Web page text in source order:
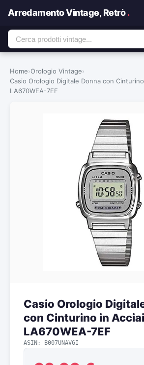
Arredamento Vintage, Retrò.
Home›Orologio Vintage›
Casio Orologio Digitale Donna con
LA670WEA-7EF
Casio Orologio
con Cinturino in
LA670WEA-7EF
ASIN: B007UNAV6I